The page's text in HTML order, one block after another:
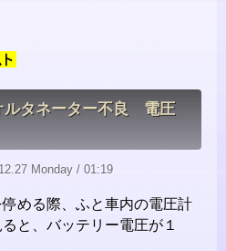
ルタネーター不良 電圧
Monday / 01:19
める際、ふと車内の電圧計
と、バッテリー電圧が１